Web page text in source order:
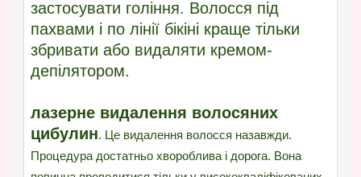
застосувати гоління. Волосся під
пахвами і по лінії бікіні краще тільки
збривати або видаляти кремом-
депілятором.
лазерне видалення волосяних
цибулин. Це видалення волосся назавжди.
Процедура достатньо хвороблива і дорога. Вона